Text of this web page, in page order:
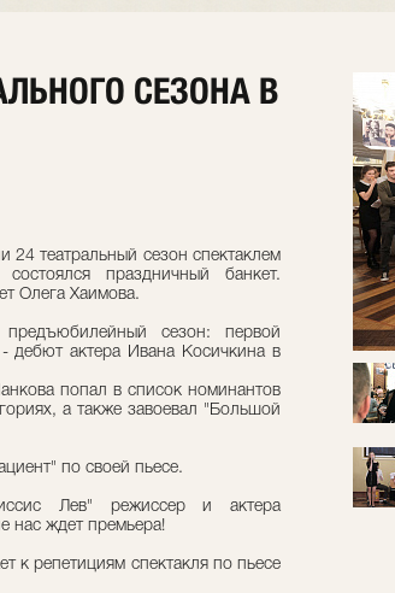
СЕЗОНА В
24 театральный сезон спектаклем
праздничный банкет.
Олега Хаимова.
сезон: первой
дебют актера Ивана Косичкина в
попал в список номинантов
а также завоевал "Большой
по своей пьесе.
Лев" режиссер и актера
нас ждет премьера!
к репетициям спектакля по пьесе